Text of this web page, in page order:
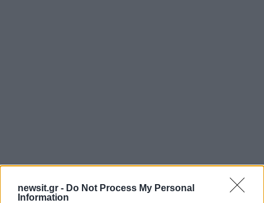
newsit.gr - Do Not Process My Personal
Information